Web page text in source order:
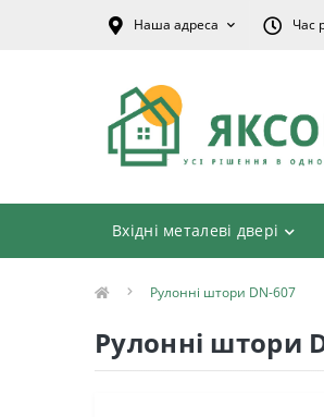
Наша адреса Час
Вхідні металеві двері
Рулонні штори DN-607
Рулонні штори